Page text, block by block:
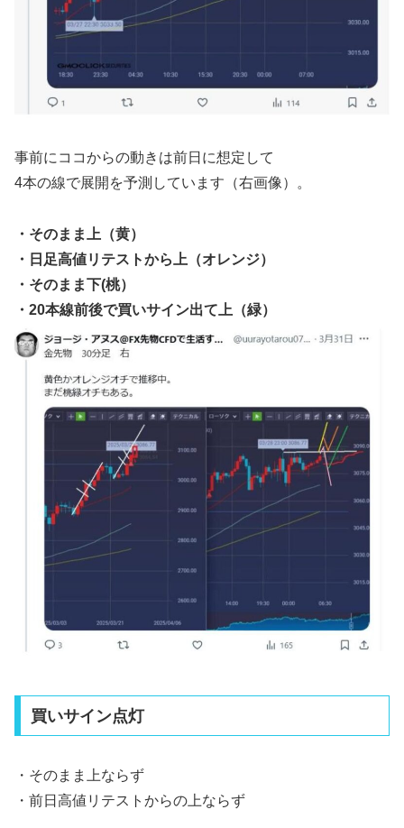
事前にココからの動きは前日に想定して
4本の線で展開を予測しています（右画像）。
・そのまま上（黄）
・日足高値リテストから上（オレンジ）
・そのまま下(桃）
・20本線前後で買いサイン出て上（緑）
買いサイン点灯
・そのまま上ならず
・前日高値リテストからの上ならず